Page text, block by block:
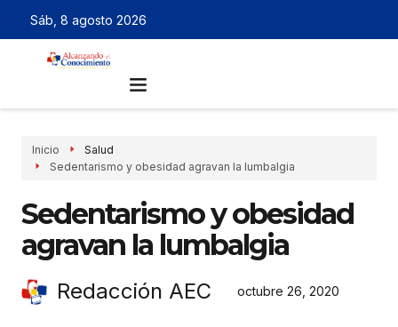
Sáb, 8 agosto 2026
Inicio
Salud
Sedentarismo y obesidad agravan la lumbalgia
Sedentarismo y obesidad
agravan la lumbalgia
Redacción AEC octubre 26, 2020